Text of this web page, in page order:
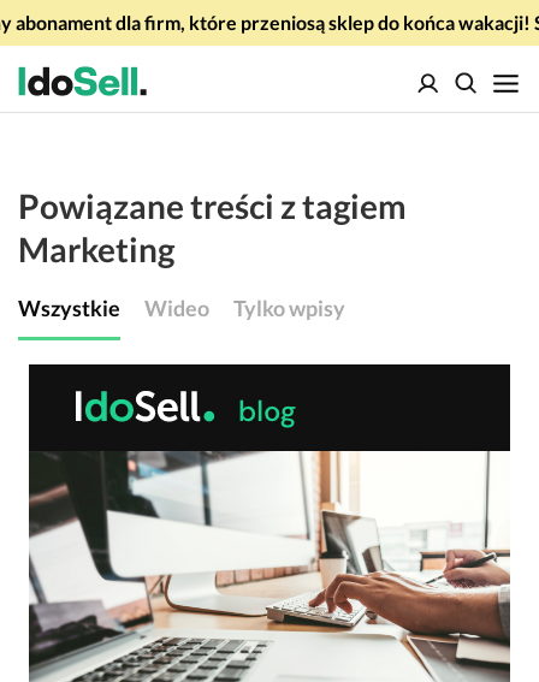
abonament dla firm, które przeniosą sklep do końca wakacji!
Powiązane treści z tagiem
Marketing
Wszystkie Wideo Tylko wpisy